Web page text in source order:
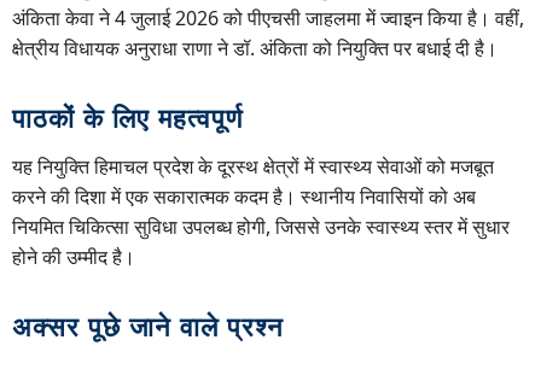
अंकिता केवा ने 4 जुलाई 2026 को पीएचसी जाहलमा में ज्वाइन किया है। वहीं,
क्षेत्रीय विधायक अनुराधा राणा ने डॉ. अंकिता को नियुक्ति पर बधाई दी है।
पाठकों के लिए महत्वपूर्ण
यह नियुक्ति हिमाचल प्रदेश के दूरस्थ क्षेत्रों में स्वास्थ्य सेवाओं को मजबूत
करने की दिशा में एक सकारात्मक कदम है। स्थानीय निवासियों को अब
नियमित चिकित्सा सुविधा उपलब्ध होगी, जिससे उनके स्वास्थ्य स्तर में सुधार
होने की उम्मीद है।
अक्सर पूछे जाने वाले प्रश्न